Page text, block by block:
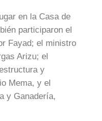
en la Casa de
participaron el
Fayad; el ministro
Arizu; el
y
Mema, y el
y Ganadería,